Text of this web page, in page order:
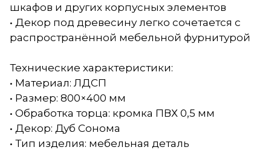
шкафов и других корпусных элементов
• Декор под древесину легко сочетается с
распространённой мебельной фурнитурой
Технические характеристики:
• Материал: ЛДСП
• Размер: 800×400 мм
• Обработка торца: кромка ПВХ 0,5 мм
• Декор: Дуб Сонома
• Тип изделия: мебельная деталь